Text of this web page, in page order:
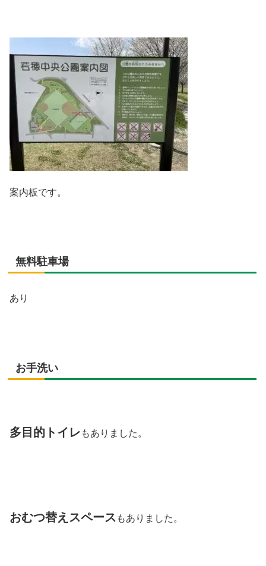
案内板です。
無料駐車場
あり
お手洗い
多目的トイレ もありました。
おむつ替えスペース もありました。